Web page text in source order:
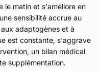
le matin et s'améliore en
sensibilité accrue au
adaptogènes et à
est constante, s'aggrave
un bilan médical
supplémentation.